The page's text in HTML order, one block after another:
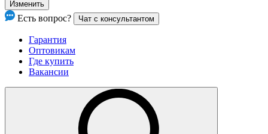
Изменить
Есть вопрос? Чат с консультантом
Гарантия
Оптовикам
Где купить
Вакансии